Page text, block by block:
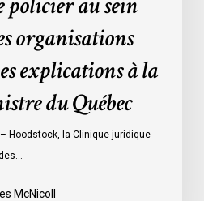
organisations
explications à la
du Québec
Hoodstock, la Clinique juridique
McNicoll